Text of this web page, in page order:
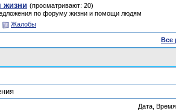
жизни (просматривают: 20)
по форуму жизни и помощи людям
Жалобы
Все
Дата, Время